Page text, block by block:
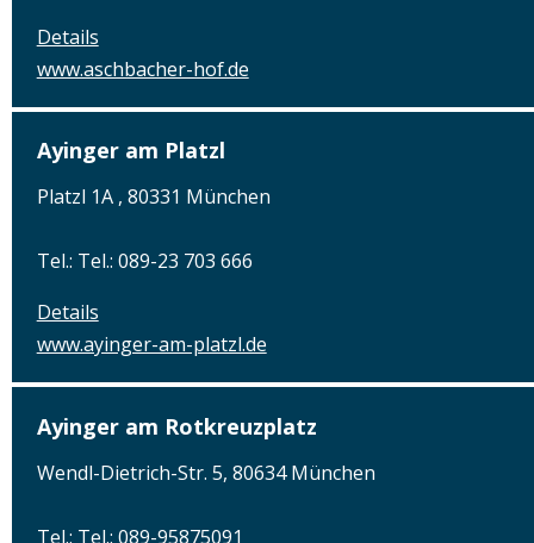
Details
www.aschbacher-hof.de
Ayinger am Platzl
Platzl 1A , 80331 München
Tel.: Tel.: 089-23 703 666
Details
www.ayinger-am-platzl.de
Ayinger am Rotkreuzplatz
Wendl-Dietrich-Str. 5, 80634 München
Tel.: Tel.: 089-95875091